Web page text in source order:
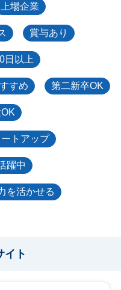
上場企業
賞与あり
日以上
すめ 第二新卒OK
ートアップ
躍中
を活かせる
イト